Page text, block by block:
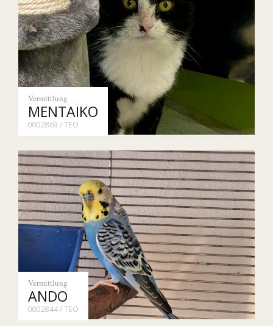
Vermittlung
MENTAIKO
0002869 / TEO
Vermittlung
ANDO
0002844 / TEO